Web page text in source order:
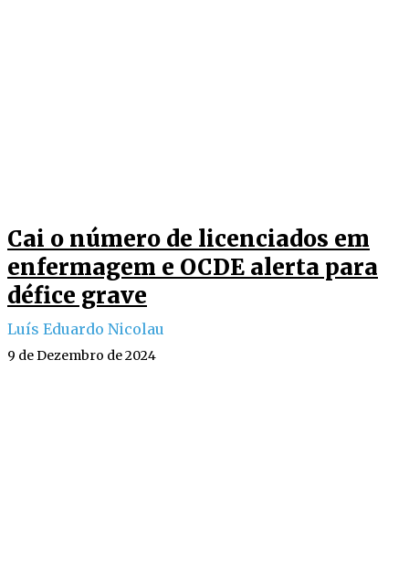
Cai o número de licenciados em
enfermagem e OCDE alerta para
défice grave
Luís Eduardo Nicolau
9 de Dezembro de 2024